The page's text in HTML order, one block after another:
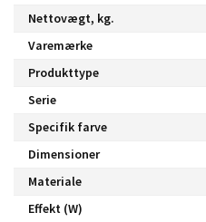
Nettovægt, kg.
Varemærke
Produkttype
Serie
Specifik farve
Dimensioner
Materiale
Effekt (W)